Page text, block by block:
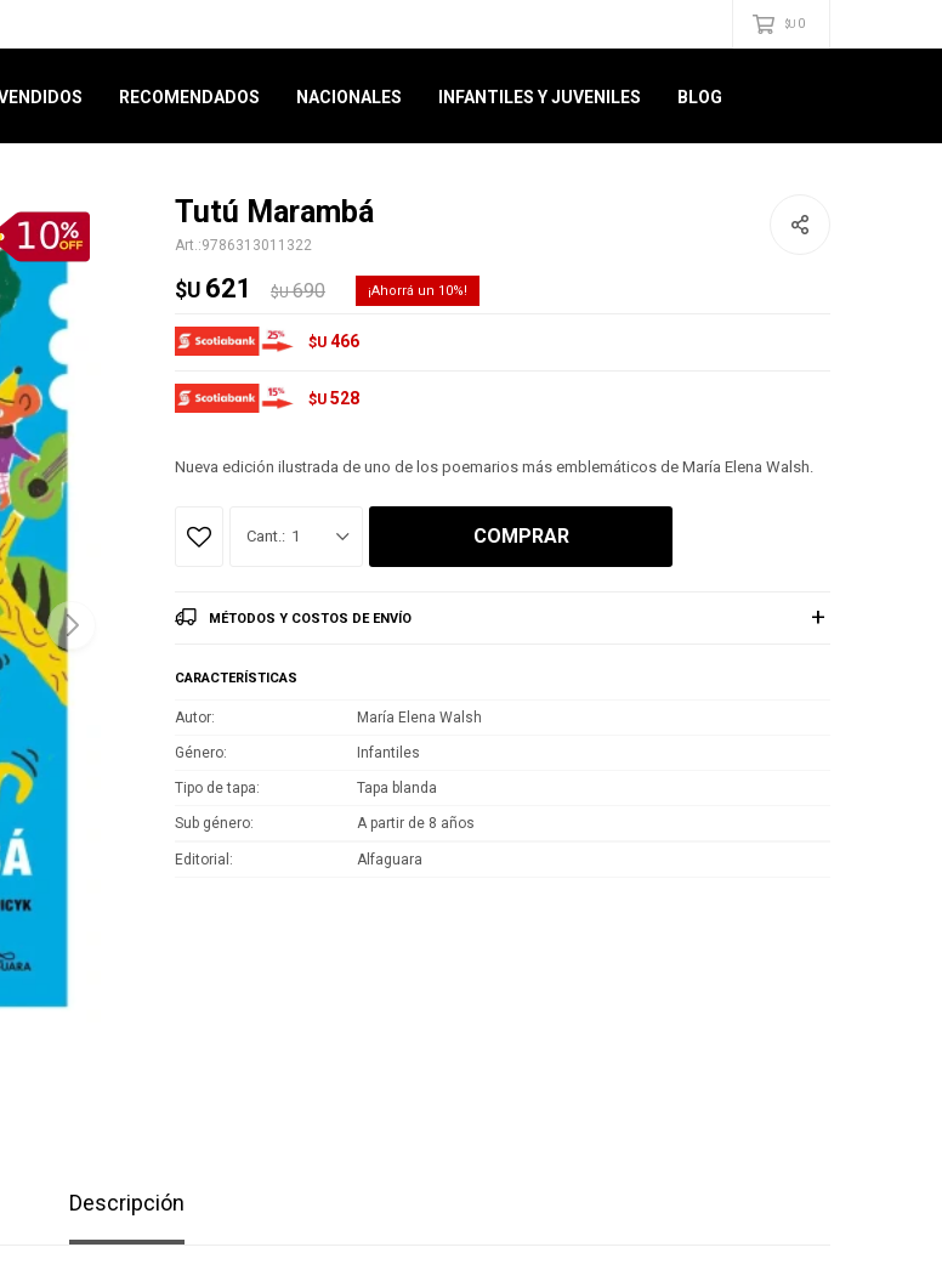
RECOMENDADOS NACIONALES INFANTILES Y JUVENILES BLOG
$U 0
Tutú Marambá
9786313011322
$U 621 $U 690 10
$U 466
$U 528
Nueva edición ilustrada de uno de los poemarios más emblemáticos de María Elena Walsh.
1 COMPRAR
MÉTODOS Y COSTOS DE ENVÍO
CARACTERÍSTICAS
Autor María Elena Walsh
Género Infantiles
Tipo de tapa Tapa blanda
Sub género A partir de 8 años
Editorial Alfaguara
Descripción